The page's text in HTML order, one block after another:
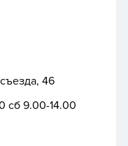
46
сб 9.00-14.00